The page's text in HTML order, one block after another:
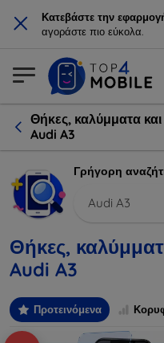
× Κατεβάστε την
αγοράστε πιο εύκολα.
Θήκες, καλύμματα
Audi A3
Γρήγορη
Audi A3
Θήκες,
Audi A3
Προτεινόμενα